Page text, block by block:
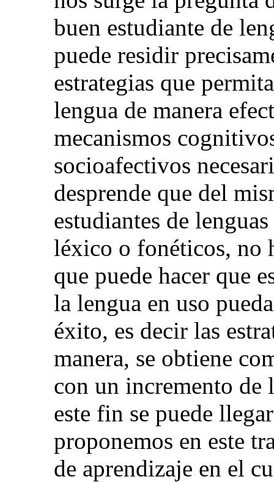
buen estudiante de
puede residir
estrategias que
lengua de manera
mecanismos
socioafectivos
desprende que del
estudiantes de
léxico o fonéticos, no
que puede hacer que
la lengua en uso
éxito, es decir las
manera, se obtiene
con un incremento de
este fin se puede
proponemos en este
de aprendizaje en el